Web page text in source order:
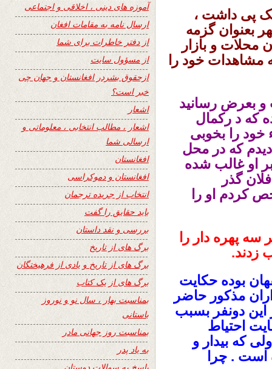
پی داشت ،
بعنوان گزمه
و بازار
مشاهدات خود را
بعرض رسانید
که د رکمال
را بخوبی
دیدم که در محل
او غالب شده
گذر
کردم او را
سه پهره دار را
زدند.
بوده حکایت
مذکور حاضر
این دونفر بسبب
احتیاط
که بیدار و
. چرا
آموزه های دینی ، اخلاقی و اجتماعی
ارسال نامه به مقامات افغان
از دفتر خاطرات برای شما
از مسؤول سایت
ازحقوق بشردر افغانستان و جهان چی
خبر است؟
اشعار
اشعار ، مطالب انتخابی ، معلوماتی و
ارسالی شما
افغانستان
افغانستان و دموکراسی
انتخاب از جریده ترجمان
باید حقایق را گفت
بررسی و نقد داستان
برگ های از تاریخ
برگ های از تاریخ و یادی از فرهیختگان
برگ های از یک کتاب
بمناسبت بهار ، سال نو و نوروز
باستانی
بمناسبت روز جهانی مادر
به یاد پدر